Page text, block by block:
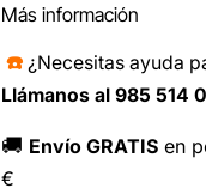
Más información
☎️ ¿Necesitas ayuda
Llámanos al 985 514
🚚 Envío GRATIS en
€